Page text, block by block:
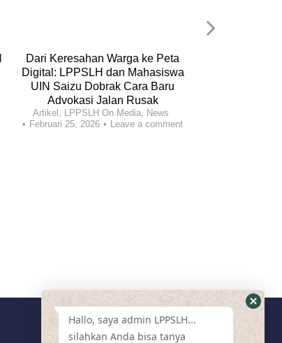
Dari Keresahan Warga ke Peta
Digital: LPPSLH dan Mahasiswa
UIN Saizu Dobrak Cara Baru
Advokasi Jalan Rusak
Artikel , LPPSLH On Media, News
Februari 25, 2026
Leave a comment
Media Sosial
Hallo, saya admin LPPSLH...
silahkan Anda bisa tanya